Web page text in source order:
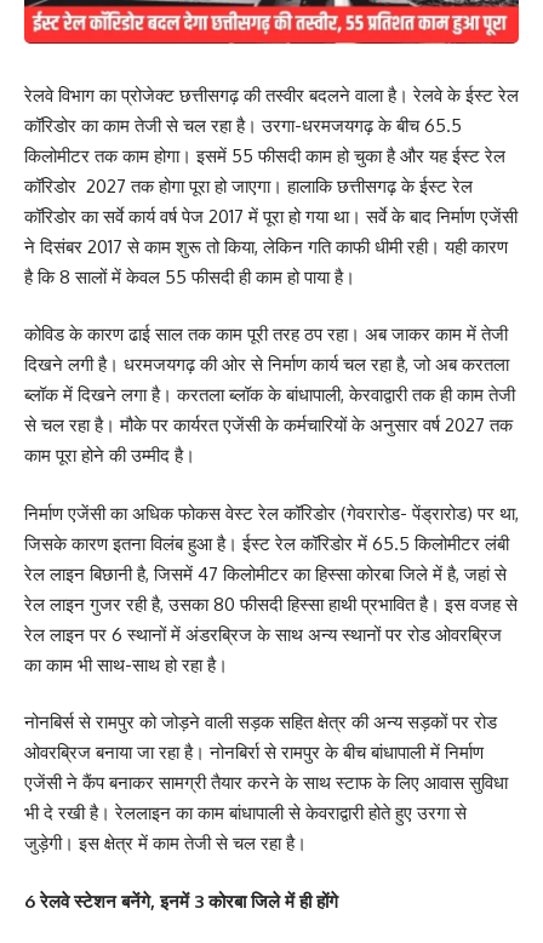
रेलवे विभाग का प्रोजेक्ट छत्तीसगढ़ की तस्वीर बदलने वाला है। रेलवे के ईस्ट रेल
कॉरिडोर का काम तेजी से चल रहा है। उरगा-धरमजयगढ़ के बीच 65.5
किलोमीटर तक काम होगा। इसमें 55 फीसदी काम हो चुका है और यह ईस्ट रेल
कॉरिडोर 2027 तक होगा पूरा हो जाएगा। हालाकि छत्तीसगढ़ के ईस्ट रेल
कॉरिडोर का सर्वे कार्य वर्ष पेज 2017 में पूरा हो गया था। सर्वे के बाद निर्माण एजेंसी
ने दिसंबर 2017 से काम शुरू तो किया, लेकिन गति काफी धीमी रही। यही कारण
है कि 8 सालों में केवल 55 फीसदी ही काम हो पाया है।
कोविड के कारण ढाई साल तक काम पूरी तरह ठप रहा। अब जाकर काम में तेजी
दिखने लगी है। धरमजयगढ़ की ओर से निर्माण कार्य चल रहा है, जो अब करतला
ब्लॉक में दिखने लगा है। करतला ब्लॉक के बांधापाली, केरवाद्वारी तक ही काम तेजी
से चल रहा है। मौके पर कार्यरत एजेंसी के कर्मचारियों के अनुसार वर्ष 2027 तक
काम पूरा होने की उम्मीद है।
निर्माण एजेंसी का अधिक फोकस वेस्ट रेल कॉरिडोर (गेवरारोड- पेंड्रारोड) पर था,
जिसके कारण इतना विलंब हुआ है। ईस्ट रेल कॉरिडोर में 65.5 किलोमीटर लंबी
रेल लाइन बिछानी है, जिसमें 47 किलोमीटर का हिस्सा कोरबा जिले में है, जहां से
रेल लाइन गुजर रही है, उसका 80 फीसदी हिस्सा हाथी प्रभावित है। इस वजह से
रेल लाइन पर 6 स्थानों में अंडरब्रिज के साथ अन्य स्थानों पर रोड ओवरब्रिज
का काम भी साथ-साथ हो रहा है।
नोनबिर्स से रामपुर को जोड़ने वाली सड़क सहित क्षेत्र की अन्य सड़कों पर रोड
ओवरब्रिज बनाया जा रहा है। नोनबिर्रा से रामपुर के बीच बांधापाली में निर्माण
एजेंसी ने कैंप बनाकर सामग्री तैयार करने के साथ स्टाफ के लिए आवास सुविधा
भी दे रखी है। रेललाइन का काम बांधापाली से केवराद्वारी होते हुए उरगा से
जुड़ेगी। इस क्षेत्र में काम तेजी से चल रहा है।
6 रेलवे स्टेशन बनेंगे, इनमें 3 कोरबा जिले में ही होंगे